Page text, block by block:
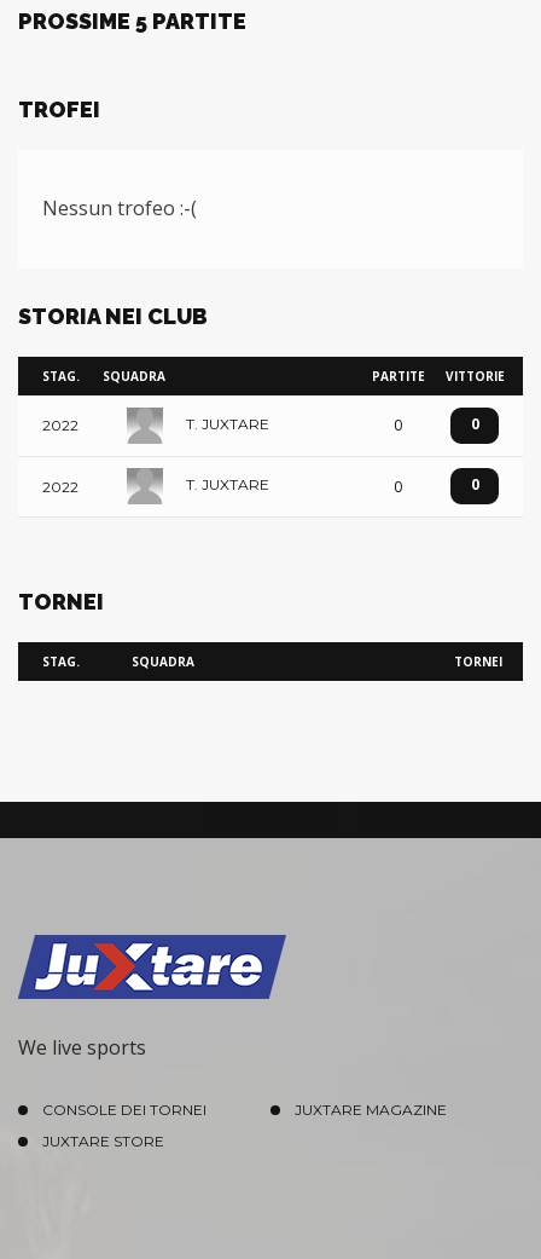
PROSSIME 5 PARTITE
TROFEI
Nessun trofeo :-(
STORIA NEI CLUB
STAG. SQUADRA PARTITE VITTORIE
2022 T. JUXTARE 0 0
2022 T. JUXTARE 0 0
TORNEI
STAG. SQUADRA TORNEI
We live sports
CONSOLE DEI TORNEI
JUXTARE MAGAZINE
JUXTARE STORE